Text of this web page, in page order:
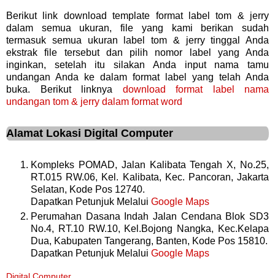
Berikut link download template format label tom & jerry
dalam semua ukuran, file yang kami berikan sudah
termasuk semua ukuran label tom & jerry tinggal Anda
ekstrak file tersebut dan pilih nomor label yang Anda
inginkan, setelah itu silakan Anda input nama tamu
undangan Anda ke dalam format label yang telah Anda
buka. Berikut linknya download format label nama
undangan tom & jerry dalam format word
Alamat Lokasi Digital Computer
Kompleks POMAD, Jalan Kalibata Tengah X, No.25,
RT.015 RW.06, Kel. Kalibata, Kec. Pancoran, Jakarta
Selatan, Kode Pos 12740.
Dapatkan Petunjuk Melalui Google Maps
Perumahan Dasana Indah Jalan Cendana Blok SD3
No.4, RT.10 RW.10, Kel.Bojong Nangka, Kec.Kelapa
Dua, Kabupaten Tangerang, Banten, Kode Pos 15810.
Dapatkan Petunjuk Melalui Google Maps